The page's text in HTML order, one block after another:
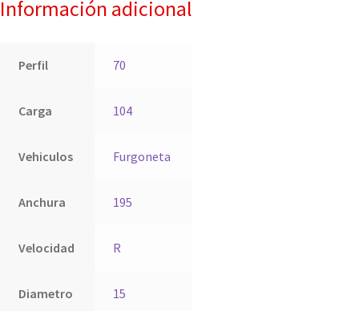
Información adicional
Perfil 70
Carga 104
Vehiculos Furgoneta
Anchura 195
Velocidad R
Diametro 15